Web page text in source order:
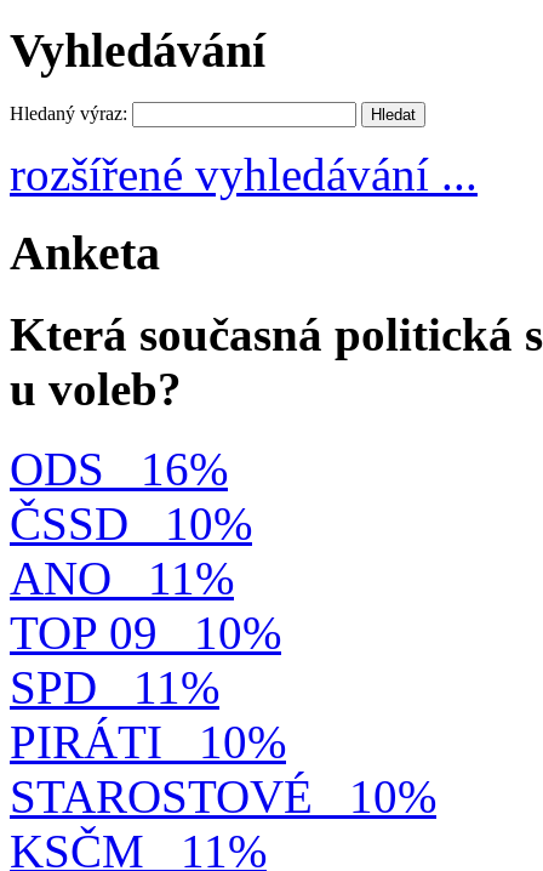
Vyhledávání
Hledaný výraz:
rozšířené vyhledávání ...
Anketa
Která současná politická
u voleb?
ODS
16%
ČSSD
10%
ANO
11%
TOP 09
10%
SPD
11%
PIRÁTI
10%
STAROSTOVÉ
10%
KSČM
11%